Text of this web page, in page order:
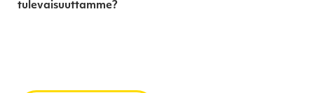
tulevaisuuttamme?